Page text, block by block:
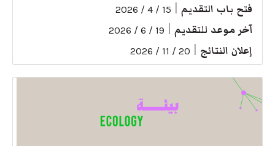
فتح باب التقديم 15 / 4 / 2026
آخر موعد للتقديم 19 / 6 / 2026
إعلان النتائج 20 / 11 / 2026